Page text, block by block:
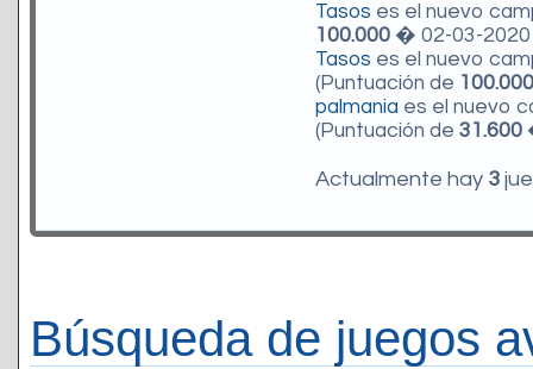
Tasos es el nuevo
100.000 � 02-03-2020
Tasos es el nuevo
(Puntuación de 100.000
palmania es el nuevo
(Puntuación de 31.600
Actualmente hay 3
Búsqueda de juegos